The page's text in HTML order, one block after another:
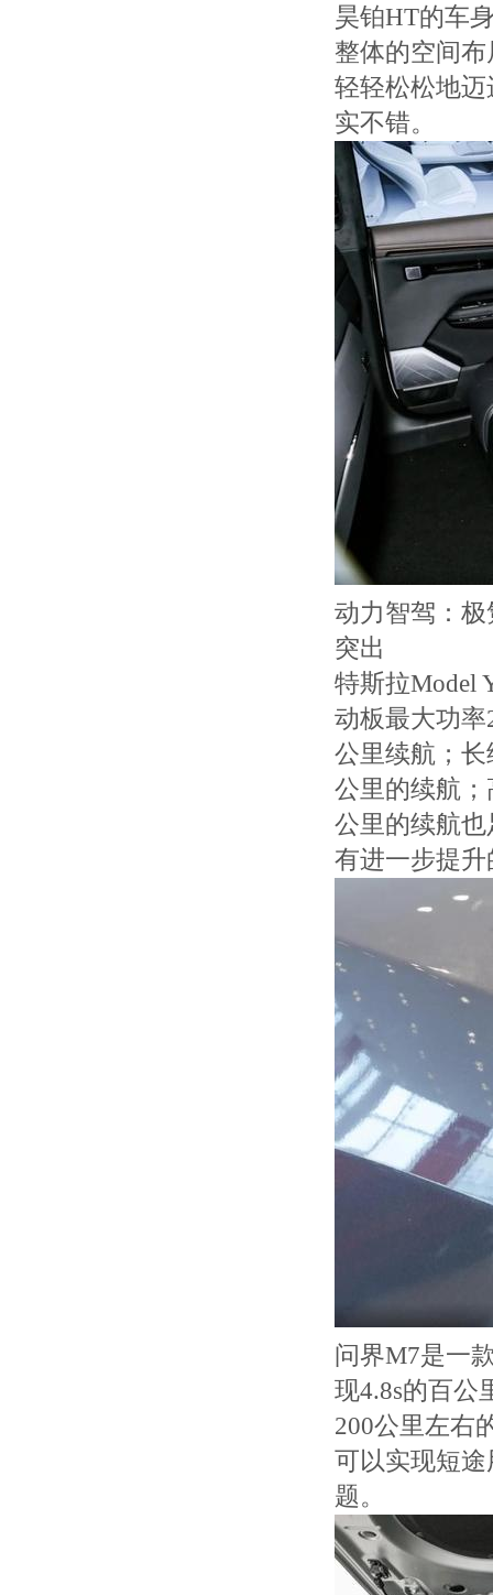
昊铂HT的车
整体的空间
轻轻松松地
实不错。
动力智驾：
突出
特斯拉Model
动板最大功率
公里续航；
公里的续航；
公里的续航
有进一步提
问界M7是一
现4.8s的百公
200公里左右
可以实现短
题。